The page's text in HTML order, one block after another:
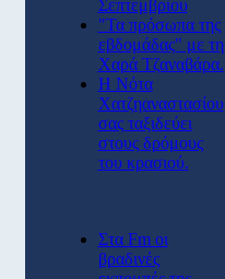
Σεπτεμβρίου
"Τα πρόσωπα της
εβδομάδας" με τη
Χαρά Τζαναβάρα.
Η Νότα
Χατζηαναστασίου
σας ταξιδεύει
στους δρόμους
του κρασιού.
Στα Fm οι
βραδινές